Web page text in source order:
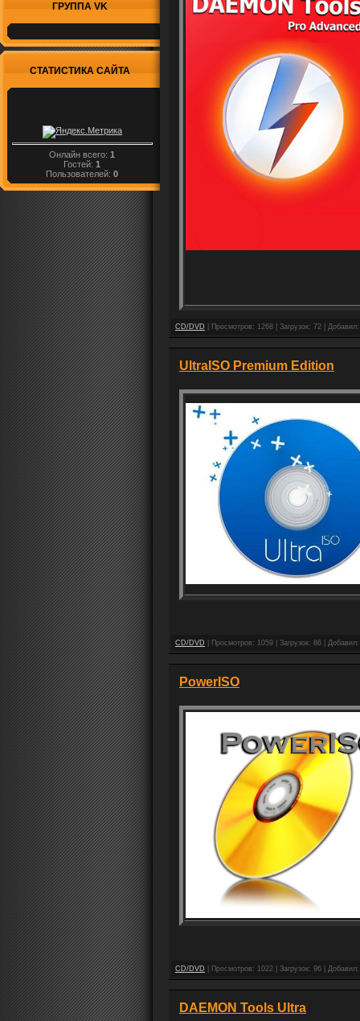
ГРУППА VK
СТАТИСТИКА САЙТА
Онлайн всего:1
Гостей:1
Пользователей:0
CD/DVD | Просмотров: 1268 | Загрузок: 72 |
UltraISO Premium Edition
CD/DVD | Просмотров: 1059 | Загрузок: 86 |
PowerISO
CD/DVD | Просмотров: 1022 | Загрузок: 96 |
DAEMON Tools Ultra